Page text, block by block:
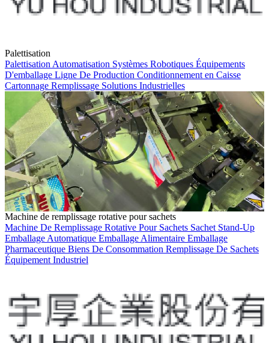
Palettisation
Palettisation Automatisation Systèmes Robotiques Équipements
D'emballage Ligne De Production Conditionnement en Caisse
Cartonnage Remplissage Solutions Industrielles
Machine de remplissage rotative pour sachets
Machine De Remplissage Rotative Pour Sachets Sachet Stand-Up
Emballage Automatique Emballage Alimentaire Emballage
Pharmaceutique Biens De Consommation Remplissage De Sachets
Équipement Industriel